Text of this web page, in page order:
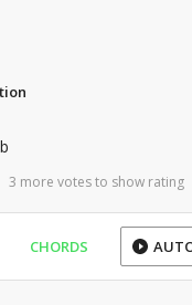
3 more votes to show rating
CHORDS